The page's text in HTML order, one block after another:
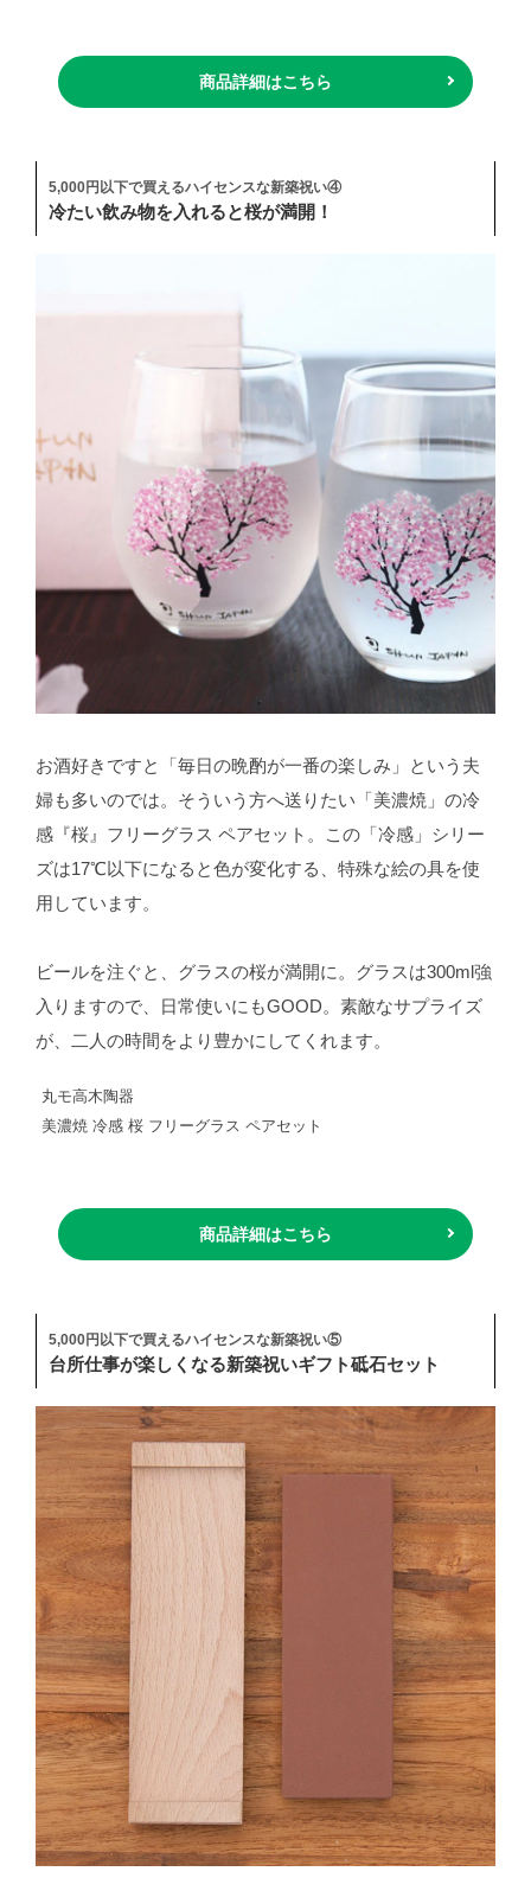
商品詳細はこちら
5,000円以下で買えるハイセンスな新築祝い④
冷たい飲み物を入れると桜が満開！
お酒好きですと「毎日の晩酌が一番の楽しみ」という夫
婦も多いのでは。そういう方へ送りたい「美濃焼」の冷
感『桜』フリーグラス ペアセット。この「冷感」シリー
ズは17℃以下になると色が変化する、特殊な絵の具を使
用しています。
ビールを注ぐと、グラスの桜が満開に。グラスは300ml強
入りますので、日常使いにもGOOD。素敵なサプライズ
が、二人の時間をより豊かにしてくれます。
丸モ高木陶器
美濃焼 冷感 桜 フリーグラス ペアセット
商品詳細はこちら
5,000円以下で買えるハイセンスな新築祝い⑤
台所仕事が楽しくなる新築祝いギフト砥石セット